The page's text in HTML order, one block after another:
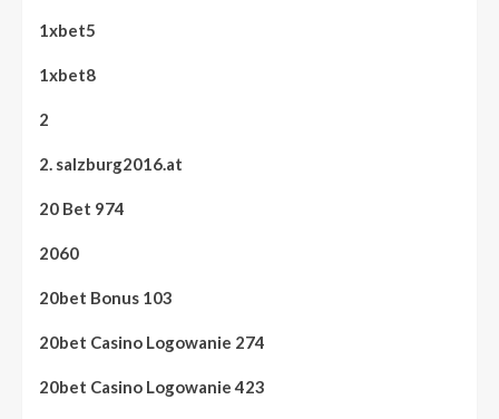
1xbet5
1xbet8
2
2. salzburg2016.at
20 Bet 974
2060
20bet Bonus 103
20bet Casino Logowanie 274
20bet Casino Logowanie 423